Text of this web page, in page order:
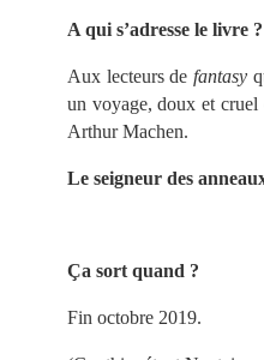
A qui s’adresse le livre ?
Aux lecteurs defantasy
un voyage, doux et cruel
Arthur Machen.
Le seigneur des
Ça sort quand ?
Fin octobre 2019.